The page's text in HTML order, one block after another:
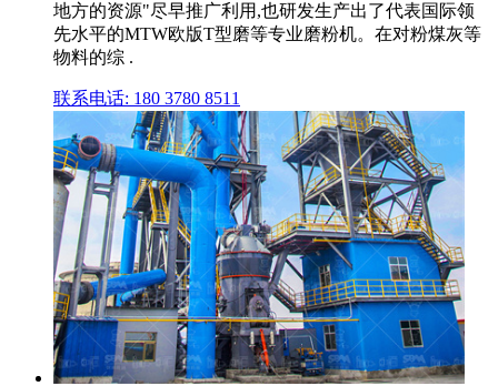
地方的资源"尽早推广利用,也研发生产出了代表国际领
先水平的MTW欧版T型磨等专业磨粉机。在对粉煤灰等
物料的综 .
联系电话: 180 3780 8511